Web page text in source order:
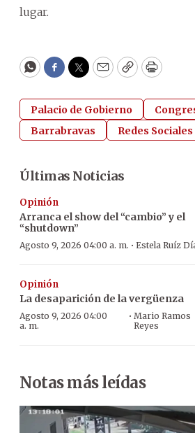
lugar.
WhatsApp
Facebook
Twitter
EmailCopyPrint
Palacio de Gobierno
Barrabravas
Redes Sociales
Últimas Noticias
Opinión
Arranca el show del “cambio” y el
“shutdown”
Agosto 9, 2026 04:00 a. m. · Estela Ruíz
Opinión
La desaparición de la vergüenza
Agosto 9, 2026 04:00
a. m.
· Mario Ramos
Reyes
Notas más leídas